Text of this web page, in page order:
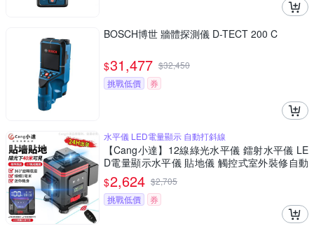
BOSCH博世 牆體探測儀 D-TECT 200 C
$31,477 $32,450
挑戰低價
券
水平儀 LED電量顯示 自動打斜線
【Cang小達】12線綠光水平儀 鐳射水平儀 LE
D電量顯示水平儀 貼地儀 觸控式室外裝修自動
打斜線【品牌保障 售後無憂】-數顯中控屏款12
線綠光
$2,624 $2,705
挑戰低價
券